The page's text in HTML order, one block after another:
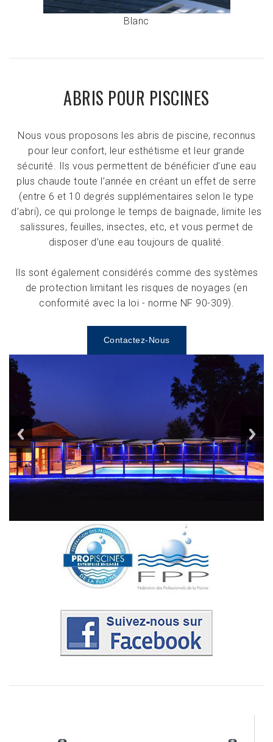
Blanc
ABRIS POUR PISCINES
Nous vous proposons les abris de piscine, reconnus
pour leur confort, leur esthétisme et leur grande
sécurité. Ils vous permettent de bénéficier d’une eau
plus chaude toute l’année en créant un effet de serre
(entre 6 et 10 degrés supplémentaires selon le type
d’abri), ce qui prolonge le temps de baignade, limite les
salissures, feuilles, insectes, etc, et vous permet de
disposer d’une eau toujours de qualité.
Ils sont également considérés comme des systèmes
de protection limitant les risques de noyages (en
conformité avec la loi - norme NF 90-309).
Contactez-Nous